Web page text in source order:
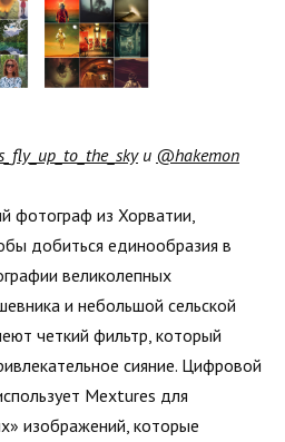
и @hakemon
фотограф из Хорватии,
добиться единообразия в
великолепных
и небольшой сельской
четкий фильтр, который
сияние. Цифровой
Mextures для
изображений, которые